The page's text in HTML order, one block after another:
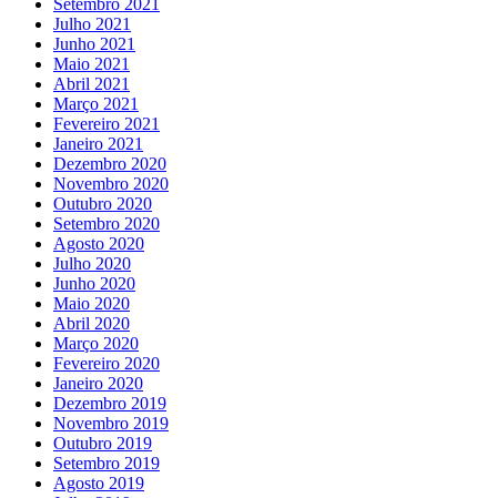
Setembro 2021
Julho 2021
Junho 2021
Maio 2021
Abril 2021
Março 2021
Fevereiro 2021
Janeiro 2021
Dezembro 2020
Novembro 2020
Outubro 2020
Setembro 2020
Agosto 2020
Julho 2020
Junho 2020
Maio 2020
Abril 2020
Março 2020
Fevereiro 2020
Janeiro 2020
Dezembro 2019
Novembro 2019
Outubro 2019
Setembro 2019
Agosto 2019